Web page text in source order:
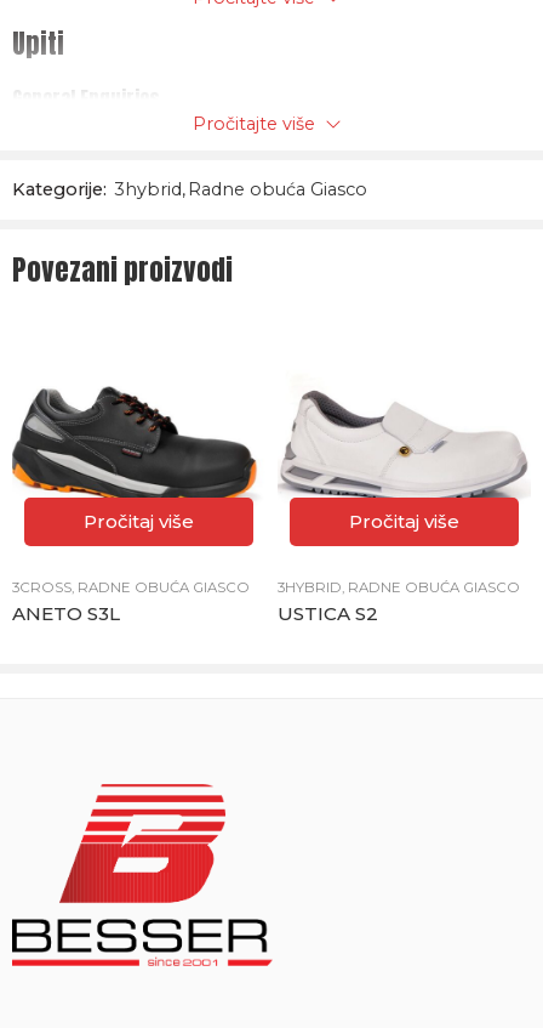
3:2017 (IEC 61340-5-1:2016) za električni otpor ESD;
Upiti
General Enquiries
There are no enquiries yet.Pročitajte više
Kategorije: 3hybrid, Radne obuća Giasco
Povezani proizvodi
Pročitaj više
3CROSS, RADNE OBUĆA GIASCO
ANETO S3L
Pročitaj više
3HYBRID, RADNE OBUĆA GIASCO
USTICA S2